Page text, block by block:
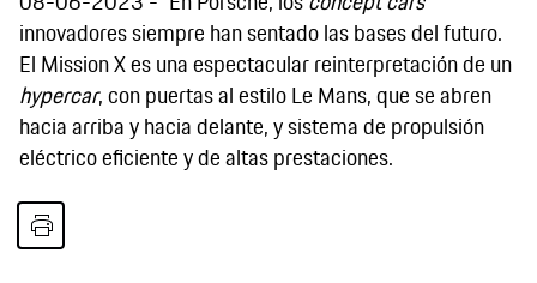
innovadores siempre han sentado las bases del futuro.
El Mission X es una espectacular reinterpretación de un
hypercar, con puertas al estilo Le Mans, que se abren
hacia arriba y hacia delante, y sistema de propulsión
eléctrico eficiente y de altas prestaciones.